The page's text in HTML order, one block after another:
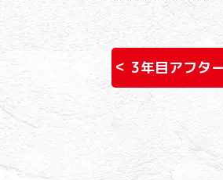
3年目アフタ